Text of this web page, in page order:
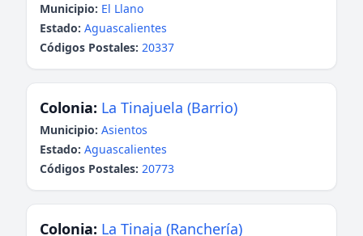
Municipio: El Llano
Estado: Aguascalientes
Códigos Postales: 20337
Colonia: La Tinajuela (Barrio)
Municipio: Asientos
Estado: Aguascalientes
Códigos Postales: 20773
Colonia: La Tinaja (Ranchería)